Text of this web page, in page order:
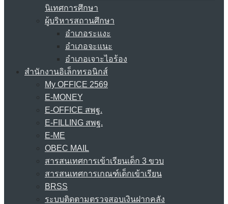
นิเทศการศึกษา
ผู้บริหารสถานศึกษา
อำเภอระแงะ
อำเภอจะแนะ
อำเภอเจาะไอร้อง
สำนักงานอิเล็กทรอนิกส์
My OFFICE 2569
E-MONEY
E-OFFICE สพฐ.
E-FILLING สพฐ.
E-ME
OBEC MAIL
สารสนเทศการเข้าเรียนเด็ก 3 ขวบ
สารสนเทศการเกณฑ์เด็กเข้าเรียน
BRSS
ระบบติดตามตรวจสอบเงินฝากคลัง